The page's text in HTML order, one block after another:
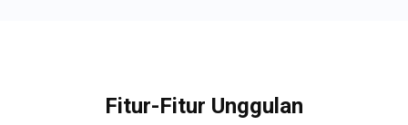
Fitur-Fitur Unggulan